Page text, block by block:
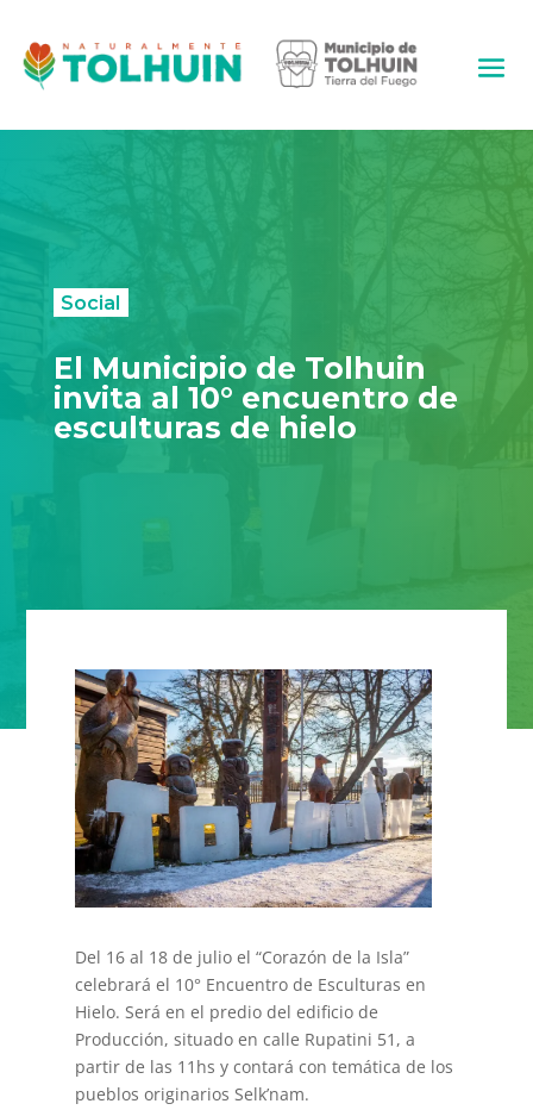
Social
El Municipio de Tolhuin
invita al 10° encuentro de
esculturas de hielo
Del 16 al 18 de julio el “Corazón de la Isla”
celebrará el 10° Encuentro de Esculturas en
Hielo. Será en el predio del edificio de
Producción, situado en calle Rupatini 51, a
partir de las 11hs y contará con temática de los
pueblos originarios Selk’nam.